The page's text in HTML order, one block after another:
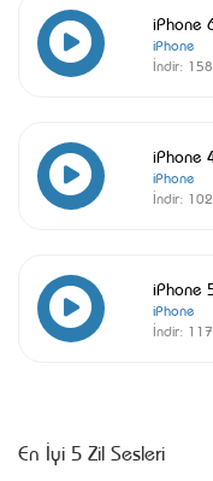
iPhone
iPhone
İndir:
iPhone
iPhone
İndir:
iPhone
iPhone
İndir:
En İyi 5 Zil Sesleri